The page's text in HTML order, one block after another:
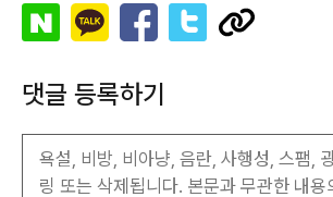
댓글 등록하기